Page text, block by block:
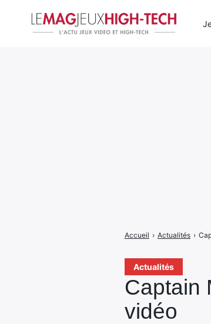
Actualités
Captain
vidéo
Accueil › Actualités ›